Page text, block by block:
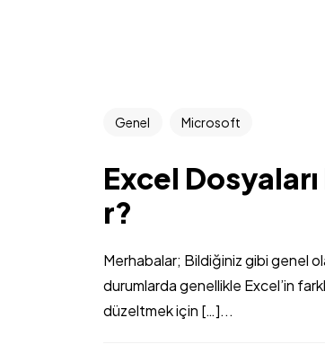
Genel Microsoft
Excel Dosyaları
r?
Merhabalar; Bildiğiniz gibi genel
durumlarda genellikle Excel’in
düzeltmek için […]...